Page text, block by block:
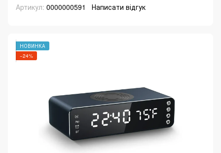
Артикул: 0000000591 Написати відгук
НОВИНКА
−24%